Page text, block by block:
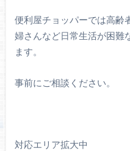
便利屋チョッパーでは高齢
婦さんなど日常生活が困難
ます。
事前にご相談ください。
対応エリア拡大中